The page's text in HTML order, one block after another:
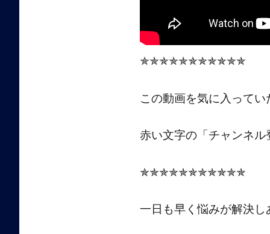
✯✯✯✯✯✯✯✯✯✯✯
この動画を気に入って
赤い文字の「チャンネ
✯✯✯✯✯✯✯✯✯✯✯
一日も早く悩みが解決